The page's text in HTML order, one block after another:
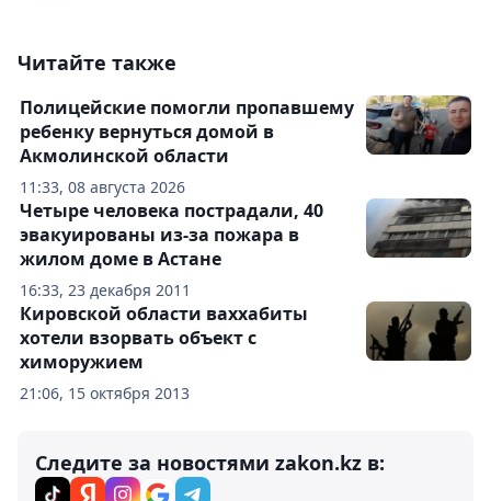
Читайте также
11:33, 08 августа 2026
Полицейские помогли пропавшему
ребенку вернуться домой в
Акмолинской области
16:33, 23 декабря 2011
Четыре человека пострадали, 40
эвакуированы из-за пожара в
жилом доме в Астане
21:06, 15 октября 2013
Кировской области ваххабиты
хотели взорвать объект с
химоружием
Следите за новостями zakon.kz в: